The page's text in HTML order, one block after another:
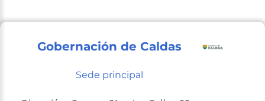
Gobernación de Caldas
Sede principal